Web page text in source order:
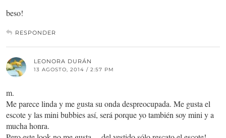
beso!
RESPONDER
LEONORA DURÁN
13 AGOSTO, 2014 / 2:57 PM
m.
Me parece linda y me gusta su onda despreocupada. Me gusta el
escote y las mini bubbies así, será porque yo también soy mini y a
mucha honra.